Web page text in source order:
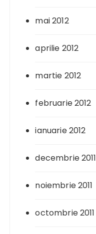
mai 2012
aprilie 2012
martie 2012
februarie 2012
ianuarie 2012
decembrie 2011
noiembrie 2011
octombrie 2011